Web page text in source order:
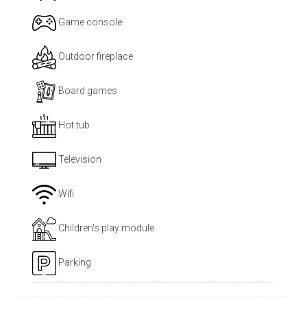
Game console
Outdoor fireplace
Board games
Hot tub
Television
Wifi
Children's play module
Parking